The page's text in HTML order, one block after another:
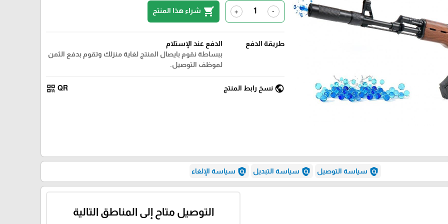
-
+
shopping_cart شراء هذا المنتج
طريقة الدفع
الدفع عند الإستلام
ببساطة نقوم بايصال المنتج لغاية منزلك وتقوم بدفع الثمن
لموظف التوصيل.
public نسخ رابط المنتج QR
qr_code
policy سياسة التوصيل policy سياسة التبديل policy سياسة الإلغاء
التوصيل متاح إلى المناطق التالية